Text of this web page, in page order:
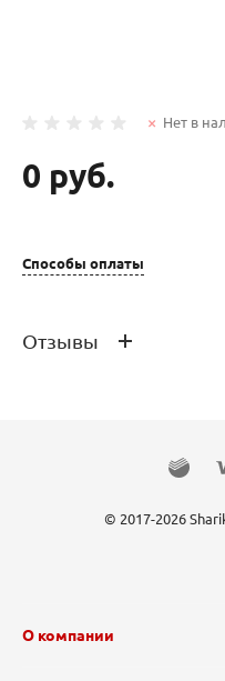
Нет в
0 руб.
Способы оплаты
Отзывы
© 2017-2026
О компании